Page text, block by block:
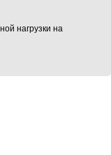
нагрузки на